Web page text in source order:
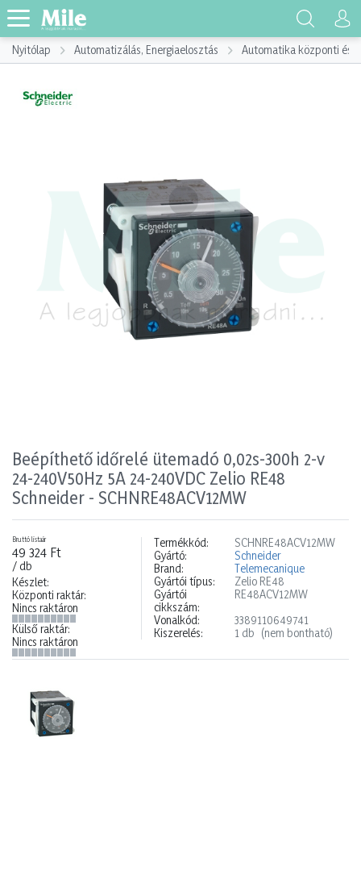
Nyitólap Automatizálás, Energiaelosztás Automatika központi és
Beépíthető időrelé ütemadó 0,02s-300h 2-v
24-240V50Hz 5A 24-240VDC Zelio RE48
Schneider - SCHNRE48ACV12MW
Bruttó listaár
49 324 Ft
/ db
Készlet:
Központi raktár:
Nincs raktáron
Külső raktár:
Nincs raktáron
Termékkód:
SCHNRE48ACV12MW
Gyártó:
Schneider
Brand:
Telemecanique
Gyártói típus:
Zelio RE48
Gyártói
cikkszám:
RE48ACV12MW
Vonalkód:
3389110649741
Kiszerelés:
1 db (nem bontható)